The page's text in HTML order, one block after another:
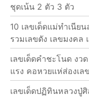
ชุดเน้น 2 ตัว 3 ตัว
10 เลขเด็ดแม่ทำเนีย
รวมเลขดัง เลขมงคล
เลขเด็ดคำชะโนด งว
แรง คอหวยแห่ส่องเล
เลขเด็ดปฏิทินหลวงปู่